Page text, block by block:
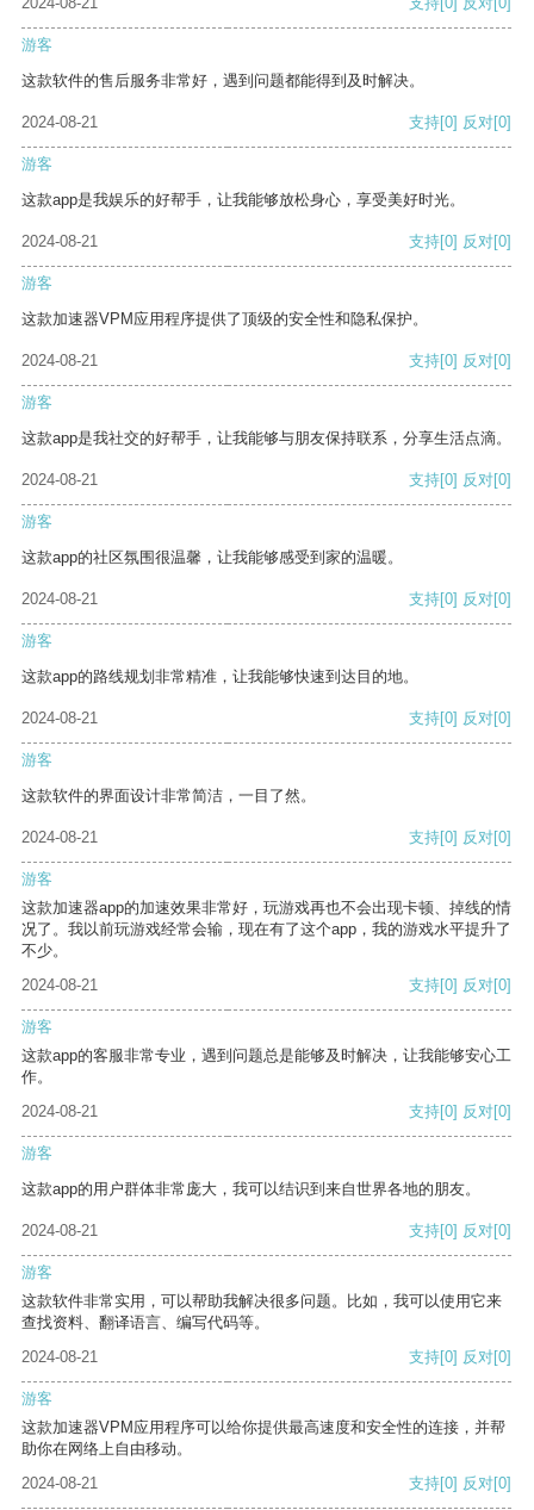
游客
这款软件的售后服务非常好，遇到问题都能得到及时解决。
2024-08-21 支持[0] 反对[0]
游客
这款app是我娱乐的好帮手，让我能够放松身心，享受美好时光。
2024-08-21 支持[0] 反对[0]
游客
这款加速器VPM应用程序提供了顶级的安全性和隐私保护。
2024-08-21 支持[0] 反对[0]
游客
这款app是我社交的好帮手，让我能够与朋友保持联系，分享生活点滴。
2024-08-21 支持[0] 反对[0]
游客
这款app的社区氛围很温馨，让我能够感受到家的温暖。
2024-08-21 支持[0] 反对[0]
游客
这款app的路线规划非常精准，让我能够快速到达目的地。
2024-08-21 支持[0] 反对[0]
游客
这款软件的界面设计非常简洁，一目了然。
2024-08-21 支持[0] 反对[0]
游客
这款加速器app的加速效果非常好，玩游戏再也不会出现卡顿、掉线的情
况了。我以前玩游戏经常会输，现在有了这个app，我的游戏水平提升了
不少。
2024-08-21
支持[0] 反对[0]
游客
这款app的客服非常专业，遇到问题总是能够及时解决，让我能够安心工
作。
2024-08-21
支持[0] 反对[0]
游客
这款app的用户群体非常庞大，我可以结识到来自世界各地的朋友。
2024-08-21 支持[0] 反对[0]
游客
这款软件非常实用，可以帮助我解决很多问题。比如，我可以使用它来
查找资料、翻译语言、编写代码等。
2024-08-21
支持[0] 反对[0]
游客
这款加速器VPM应用程序可以给你提供最高速度和安全性的连接，并帮
助你在网络上自由移动。
2024-08-21
支持[0] 反对[0]